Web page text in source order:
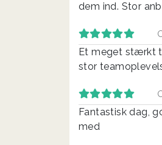
dem ind. Stor
Et meget stærkt
stor
Fantastisk dag,
med